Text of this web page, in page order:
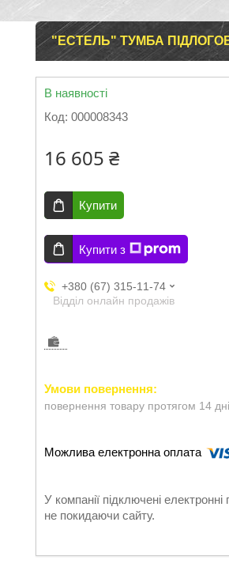
"ЕСТЕЛЬ" ТУМБА
В наявності
Код: 000008343
16 605 ₴
Купити
Купити з
+380 (67) 315-11-74
Відділ онлайн продажів
повернення товару протягом 14
У компанії підключені
не покидаючи сайту.